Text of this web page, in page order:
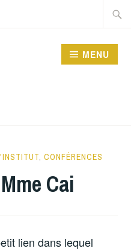
MENU
,CONFÉRENCES
Cai
lien dans lequel